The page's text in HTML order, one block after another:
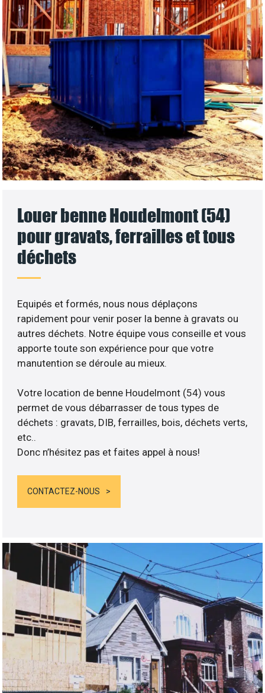
Louer benne Houdelmont (54)
pour gravats, ferrailles et tous
déchets
Equipés et formés, nous nous déplaçons
rapidement pour venir poser la benne à gravats ou
autres déchets. Notre équipe vous conseille et vous
apporte toute son expérience pour que votre
manutention se déroule au mieux.
Votre location de benne Houdelmont (54) vous
permet de vous débarrasser de tous types de
déchets : gravats, DIB, ferrailles, bois, déchets verts,
etc..
Donc n’hésitez pas et faites appel à nous!
CONTACTEZ-NOUS